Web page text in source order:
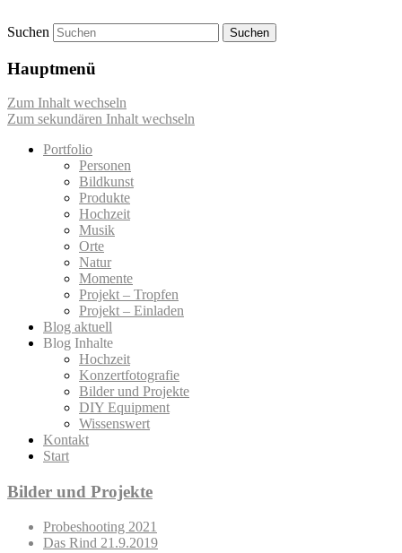
M-Momente
Momentaufnahmen von Markus Mettin
Suchen
Hauptmenü
Zum Inhalt wechseln
Zum sekundären Inhalt wechseln
Portfolio
Personen
Bildkunst
Produkte
Hochzeit
Musik
Orte
Natur
Momente
Projekt – Tropfen
Projekt – Einladen
Blog aktuell
Blog Inhalte
Hochzeit
Konzertfotografie
Bilder und Projekte
DIY Equipment
Wissenswert
Kontakt
Start
Bilder und Projekte
Probeshooting 2021
Das Rind 21.9.2019